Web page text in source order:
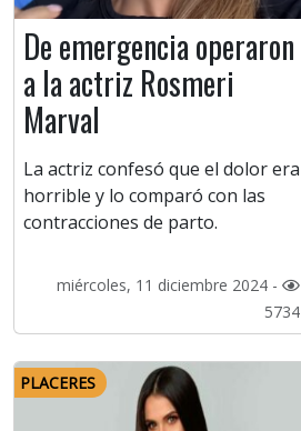
De emergencia operaron
a la actriz Rosmeri
Marval
La actriz confesó que el dolor era
horrible y lo comparó con las
contracciones de parto.
miércoles, 11 diciembre 2024 -
5734
PLACERES